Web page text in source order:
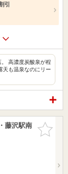
引
高濃度炭酸泉が程
天も温泉なのにリー
お気に入
りに追加
藤沢駅南